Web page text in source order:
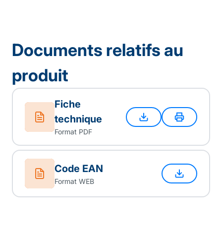
Documents relatifs au
produit
Fiche
technique
Format PDF
Code EAN
Format WEB